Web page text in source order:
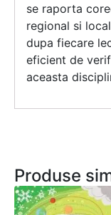
se raporta
regional si
dupa fiecare
eficient de
aceasta
Produse